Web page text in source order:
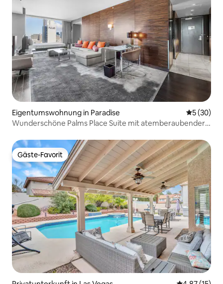
Eigentumswohnung in Paradise
5 (30)
Wunderschöne Palms Place Suite mit atemberaubender
Gäste-Favorit
Gäste-Favorit